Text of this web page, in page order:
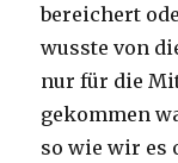
bereichert
wusste von
nur für die
gekommen
so wie wir es